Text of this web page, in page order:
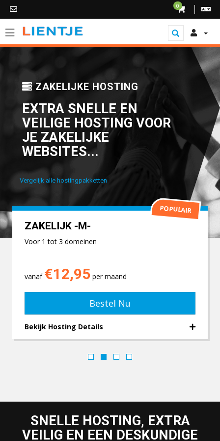
0
ZAKELIJKE HOSTING
EXTRA SNELLE EN
VEILIGE HOSTING VOOR
JE ZAKELIJKE
WEBSITES...
Vergelijk alle hostingpakketten
ZAKELIJK -M-
Voor 1 tot 3 domeinen
vanaf €12,95 per maand
Bestel Nu
Bekijk Hosting Details
POPULAIR
SNELLE HOSTING, EXTRA
VEILIG EN EEN DESKUNDIGE